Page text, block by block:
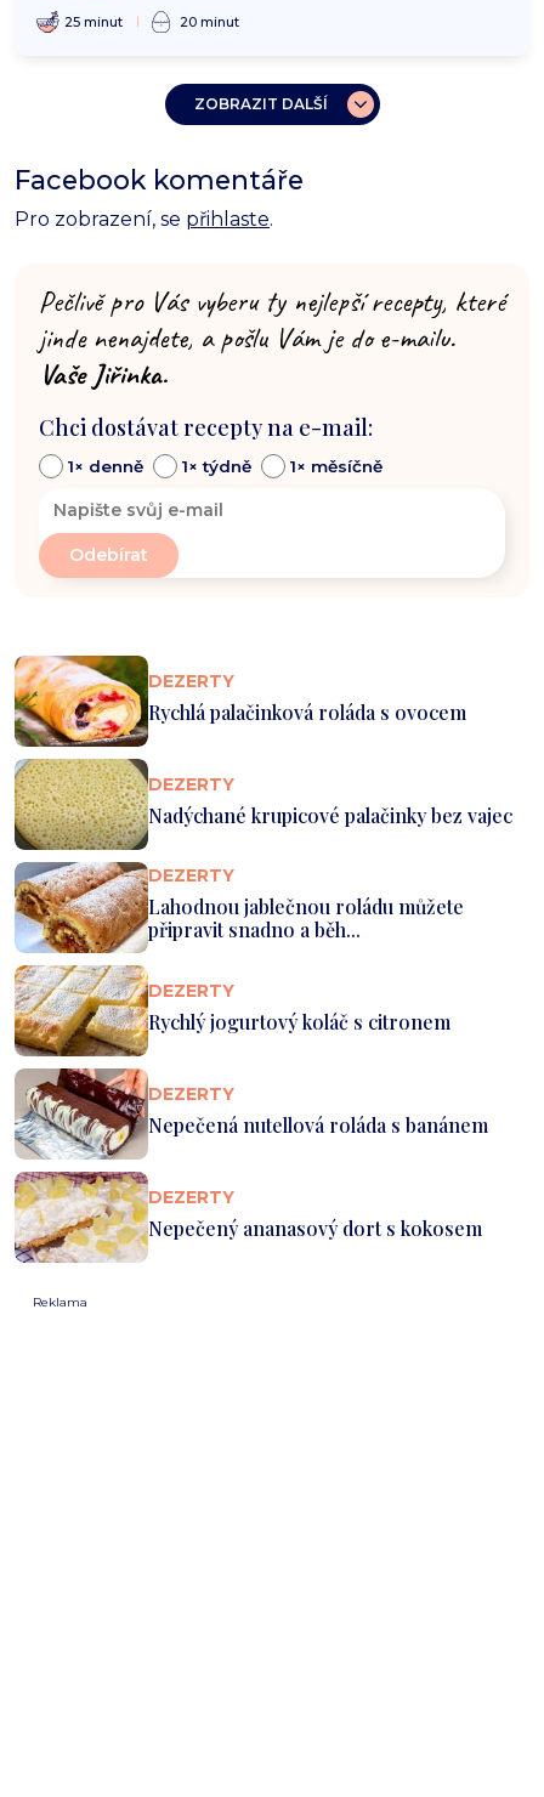
25 minut 20 minut
ZOBRAZIT DALŠÍ
Facebook komentáře
Pro zobrazení, se přihlaste.
Pečlivě pro Vás vyberu ty nejlepší recepty, které
jinde nenajdete, a pošlu Vám je do e-mailu.
Vaše Jiřinka.
Chci dostávat recepty na e-mail:
1× denně 1× týdně 1× měsíčně
DEZERTY
Rychlá palačinková roláda s ovocem
DEZERTY
Nadýchané krupicové palačinky bez vajec
DEZERTY
Lahodnou jablečnou roládu můžete
připravit snadno a běh...
DEZERTY
Rychlý jogurtový koláč s citronem
DEZERTY
Nepečená nutellová roláda s banánem
DEZERTY
Nepečený ananasový dort s kokosem
Reklama